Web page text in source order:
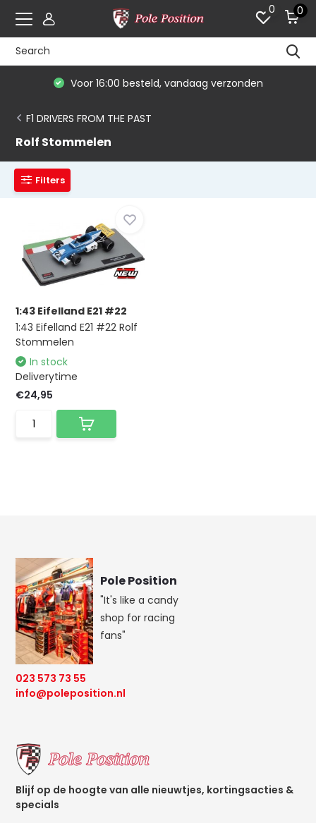
0 0
Voor 16:00 besteld, vandaag verzonden
F1 DRIVERS FROM THE PAST
Rolf Stommelen
Filters
1:43 Eifelland E21 #22
1:43 Eifelland E21 #22 Rolf
Stommelen
In stock
Deliverytime
€24,95
Pole Position
"It's like a candy
shop for racing
fans"
023 573 73 55
info@poleposition.nl
Blijf op de hoogte van alle nieuwtjes, kortingsacties &
specials